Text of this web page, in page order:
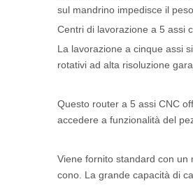
sul mandrino impedisce il
Centri di lavorazione a 5 assi
La lavorazione a cinque assi
rotativi ad alta risoluzione
Questo router a 5 assi CNC
accedere a funzionalità del
Viene fornito standard con un
cono. La grande capacità di